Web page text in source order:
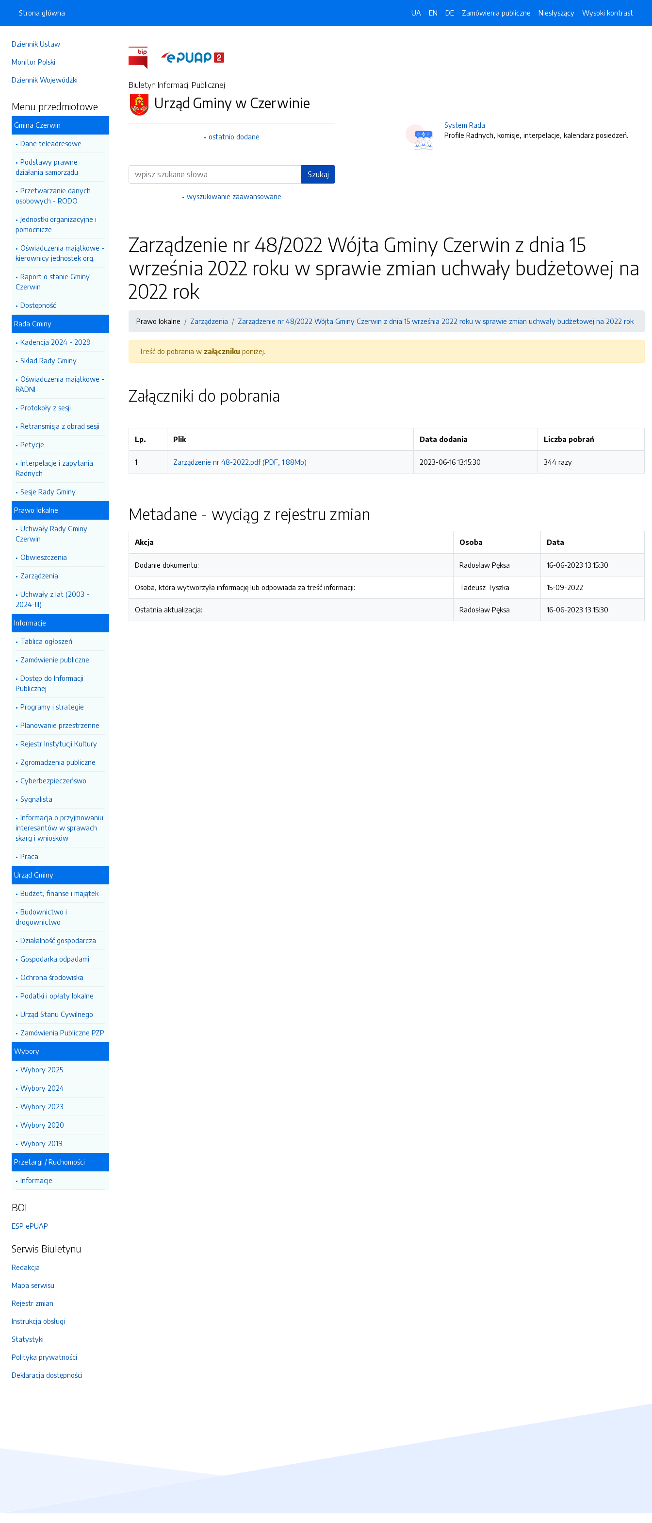
Dziennik Ustaw
Monitor Polski
Dziennik Wojewódzki
Menu przedmiotowe
Gmina Czerwin
Dane teleadresowe
Podstawy prawne
działania samorządu
Przetwarzanie danych
osobowych - RODO
Jednostki organizacyjne i
pomocnicze
Oświadczenia majątkowe -
kierownicy jednostek org.
Raport o stanie Gminy
Czerwin
Dostępność
Rada Gminy
Kadencja 2024 - 2029
Skład Rady Gminy
Oświadczenia majątkowe -
RADNI
Protokoły z sesji
Retransmisja z obrad sesji
Petycje
Interpelacje i zapytania
Radnych
Sesje Rady Gminy
Prawo lokalne
Uchwały Rady Gminy
Czerwin
Obwieszczenia
Zarządzenia
Uchwały z lat (2003 -
2024-III)
Informacje
Tablica ogłoszeń
Zamówienie publiczne
Dostęp do Informacji
Publicznej
Programy i strategie
Planowanie przestrzenne
Rejestr Instytucji Kultury
Zgromadzenia publiczne
Cyberbezpieczeńswo
Sygnalista
Informacja o przyjmowaniu
interesantów w sprawach
skarg i wniosków
Praca
Urząd Gminy
Budżet, finanse i majątek
Budownictwo i
drogownictwo
Działalność gospodarcza
Gospodarka odpadami
Ochrona środowiska
Podatki i opłaty lokalne
Urząd Stanu Cywilnego
Zamówienia Publiczne PZP
Wybory
Wybory 2025
Wybory 2024
Wybory 2023
Wybory 2020
Wybory 2019
Przetargi / Ruchomości
Informacje
BOI
ESP ePUAP
Serwis Biuletynu
Redakcja
Mapa serwisu
Rejestr zmian
Instrukcja obsługi
Statystyki
Polityka prywatności
Deklaracja dostępności
Strona główna UA EN DE Zamówienia publiczne Niesłyszący Wysoki kontrast
Biuletyn Informacji Publicznej
Urząd Gminy w Czerwinie
ostatnio dodane
Wyszukiwarka Szukaj
wyszukiwanie zaawansowane
System Rada
Profile Radnych, komisje, interpelacje, kalendarz posiedzeń.
Zarządzenie nr 48/2022 Wójta Gminy Czerwin z dnia 15
września 2022 roku w sprawie zmian uchwały budżetowej na
2022 rok
Prawo lokalne Zarządzenia Zarządzenie nr 48/2022 Wójta Gminy Czerwin z dnia 15 września 2022 roku w sprawie zmian uchwały budżetowej na 2022 rok
Treść do pobrania w załączniku poniżej.
Załączniki do pobrania
Lp. Plik Data dodania Liczba pobrań
1 Zarządzenie nr 48-2022.pdf (PDF, 1.88Mb) 2023-06-16 13:15:30 344 razy
Metadane - wyciąg z rejestru zmian
Akcja Osoba Data
Dodanie dokumentu: Radosław Pęksa 16-06-2023 13:15:30
Osoba, która wytworzyła informację lub odpowiada za treść informacji: Tadeusz Tyszka 15-09-2022
Ostatnia aktualizacja: Radosław Pęksa 16-06-2023 13:15:30